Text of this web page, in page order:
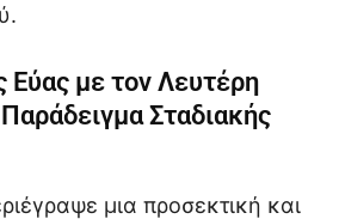
Εύας με τον Λευτέρη
Σταδιακής
μια προσεκτική και